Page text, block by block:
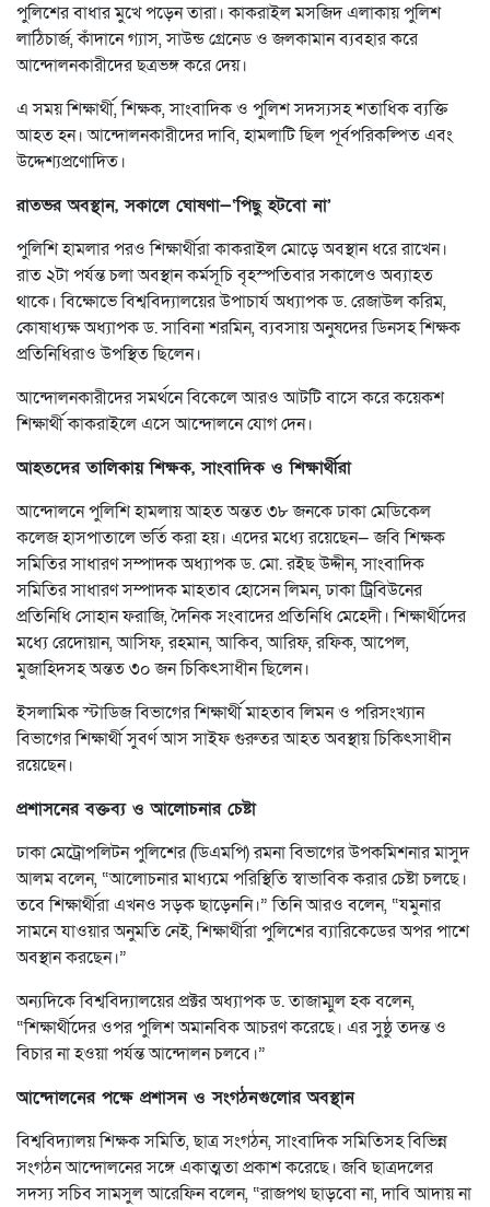
পুলিশের বাধার মুখে পড়েন তারা। কাকরাইল মসজিদ এলাকায় পুলিশ
লাঠিচার্জ, কাঁদানে গ্যাস, সাউন্ড গ্রেনেড ও জলকামান ব্যবহার করে
আন্দোলনকারীদের ছত্রভঙ্গ করে দেয়।
এ সময় শিক্ষার্থী, শিক্ষক, সাংবাদিক ও পুলিশ সদস্যসহ শতাধিক ব্যক্তি
আহত হন। আন্দোলনকারীদের দাবি, হামলাটি ছিল পূর্বপরিকল্পিত এবং
উদ্দেশ্যপ্রণোদিত।
রাতভর অবস্থান, সকালে ঘোষণা—‘পিছু হটবো না’
পুলিশি হামলার পরও শিক্ষার্থীরা কাকরাইল মোড়ে অবস্থান ধরে রাখেন।
রাত ২টা পর্যন্ত চলা অবস্থান কর্মসূচি বৃহস্পতিবার সকালেও অব্যাহত
থাকে। বিক্ষোভে বিশ্ববিদ্যালয়ের উপাচার্য অধ্যাপক ড. রেজাউল করিম,
কোষাধ্যক্ষ অধ্যাপক ড. সাবিনা শরমিন, ব্যবসায় অনুষদের ডিনসহ শিক্ষক
প্রতিনিধিরাও উপস্থিত ছিলেন।
আন্দোলনকারীদের সমর্থনে বিকেলে আরও আটটি বাসে করে কয়েকশ
শিক্ষার্থী কাকরাইলে এসে আন্দোলনে যোগ দেন।
আহতদের তালিকায় শিক্ষক, সাংবাদিক ও শিক্ষার্থীরা
আন্দোলনে পুলিশি হামলায় আহত অন্তত ৩৮ জনকে ঢাকা মেডিকেল
কলেজ হাসপাতালে ভর্তি করা হয়। এদের মধ্যে রয়েছেন— জবি শিক্ষক
সমিতির সাধারণ সম্পাদক অধ্যাপক ড. মো. রইছ উদ্দীন, সাংবাদিক
সমিতির সাধারণ সম্পাদক মাহতাব হোসেন লিমন, ঢাকা ট্রিবিউনের
প্রতিনিধি সোহান ফরাজি, দৈনিক সংবাদের প্রতিনিধি মেহেদী। শিক্ষার্থীদের
মধ্যে রেদোয়ান, আসিফ, রহমান, আকিব, আরিফ, রফিক, আপেল,
মুজাহিদসহ অন্তত ৩০ জন চিকিৎসাধীন ছিলেন।
ইসলামিক স্টাডিজ বিভাগের শিক্ষার্থী মাহতাব লিমন ও পরিসংখ্যান
বিভাগের শিক্ষার্থী সুবর্ণ আস সাইফ গুরুতর আহত অবস্থায় চিকিৎসাধীন
রয়েছেন।
প্রশাসনের বক্তব্য ও আলোচনার চেষ্টা
ঢাকা মেট্রোপলিটন পুলিশের (ডিএমপি) রমনা বিভাগের উপকমিশনার মাসুদ
আলম বলেন, “আলোচনার মাধ্যমে পরিস্থিতি স্বাভাবিক করার চেষ্টা চলছে।
তবে শিক্ষার্থীরা এখনও সড়ক ছাড়েননি।” তিনি আরও বলেন, “যমুনার
সামনে যাওয়ার অনুমতি নেই, শিক্ষার্থীরা পুলিশের ব্যারিকেডের অপর পাশে
অবস্থান করছেন।”
অন্যদিকে বিশ্ববিদ্যালয়ের প্রক্টর অধ্যাপক ড. তাজাম্মুল হক বলেন,
“শিক্ষার্থীদের ওপর পুলিশ অমানবিক আচরণ করেছে। এর সুষ্ঠু তদন্ত ও
বিচার না হওয়া পর্যন্ত আন্দোলন চলবে।”
আন্দোলনের পক্ষে প্রশাসন ও সংগঠনগুলোর অবস্থান
বিশ্ববিদ্যালয় শিক্ষক সমিতি, ছাত্র সংগঠন, সাংবাদিক সমিতিসহ বিভিন্ন
সংগঠন আন্দোলনের সঙ্গে একাত্মতা প্রকাশ করেছে। জবি ছাত্রদলের
সদস্য সচিব সামসুল আরেফিন বলেন, “রাজপথ ছাড়বো না, দাবি আদায় না